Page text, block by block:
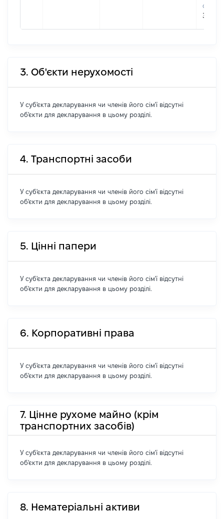
3. Об'єкти нерухомості
У суб'єкта декларування чи членів його сім'ї відсутні
об'єкти для декларування в цьому розділі.
4. Транспортні засоби
У суб'єкта декларування чи членів його сім'ї відсутні
об'єкти для декларування в цьому розділі.
5. Цінні папери
У суб'єкта декларування чи членів його сім'ї відсутні
об'єкти для декларування в цьому розділі.
6. Корпоративні права
У суб'єкта декларування чи членів його сім'ї відсутні
об'єкти для декларування в цьому розділі.
7. Цінне рухоме майно (крім
транспортних засобів)
У суб'єкта декларування чи членів його сім'ї відсутні
об'єкти для декларування в цьому розділі.
8. Нематеріальні активи